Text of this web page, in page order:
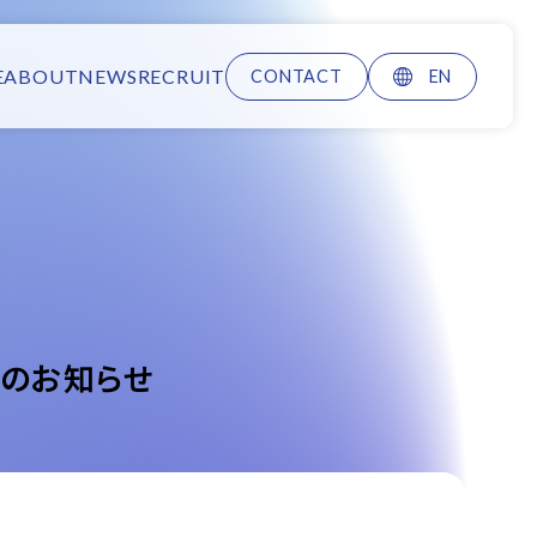
ABOUTNEWSRECRUIT CONTACT EN
お知らせ